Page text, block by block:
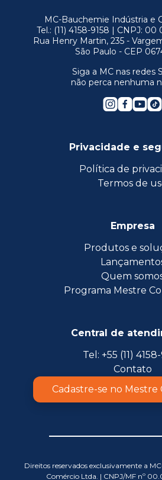
MC-Bauchemie Indústria e
Tel.: (11) 4158-9158 | CNPJ:
Rua Henry Martin, 235 -
São Paulo - CEP
Siga a MC nas redes
não perca nenhuma
Privacidade e
Política de
Termos de
Empresa
Produtos e
Quem
Programa Mestre
Central de
Tel: +55 (11)
Contato
Cadastre-se no
Direitos reservados exclusivamente a
Comércio Ltda. | CNPJ/MF nº